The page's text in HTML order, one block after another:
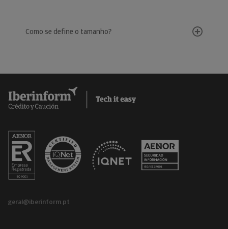
Como se define o tamanho?
geral@iberinform.pt